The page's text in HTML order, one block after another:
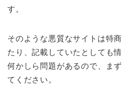
す。
そのような悪質なサイトは特
たり、記載していたとしても
何かしら問題があるので、ま
てください。